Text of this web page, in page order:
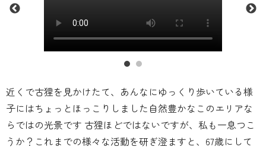
近くで古狸を見かけたて、あんなにゆっくり歩いている様
子にはちょっとほっこりしました自然豊かなこのエリアな
らではの光景です 古狸ほどではないですが、私も一息つこ
うか？これまでの様々な活動を研ぎ澄ますと、67歳にして